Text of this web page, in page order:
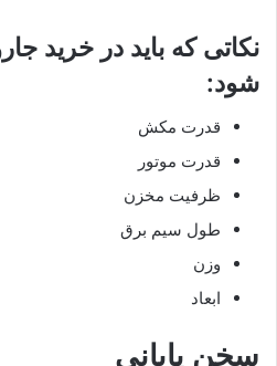
نکاتی که باید در خرید
شود:
قدرت مکش
قدرت موتور
ظرفیت مخزن
طول سیم برق
وزن
ابعاد
سخن پایانی